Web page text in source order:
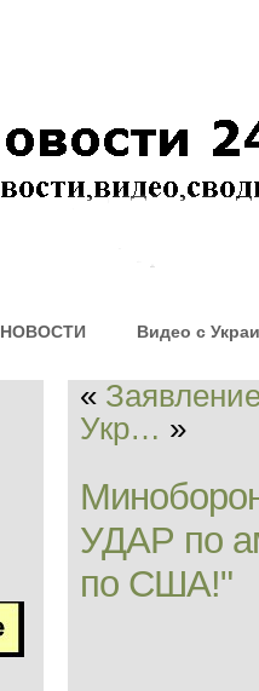
НОВОСТИ Видео с
«
Укр… »
УДАР по
по США!"